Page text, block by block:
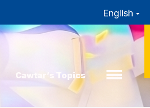
English
Cawtar’s Topics